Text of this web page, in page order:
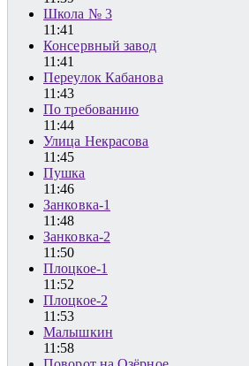
Школа № 3
11:41
Консервный завод
11:41
Переулок Кабанова
11:43
По требованию
11:44
Улица Некрасова
11:45
Пушка
11:46
Занковка-1
11:48
Занковка-2
11:50
Плоцкое-1
11:52
Плоцкое-2
11:53
Малышкин
11:58